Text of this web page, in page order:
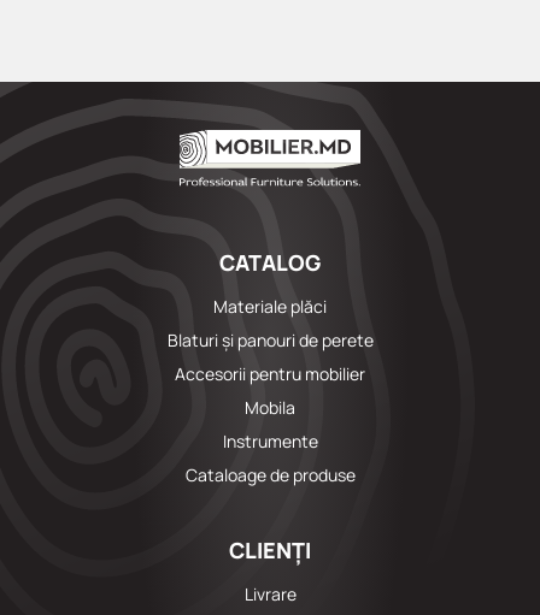
CATALOG
Materiale plăci
Blaturi și panouri de perete
Accesorii pentru mobilier
Mobila
Instrumente
Cataloage de produse
CLIENȚI
Livrare